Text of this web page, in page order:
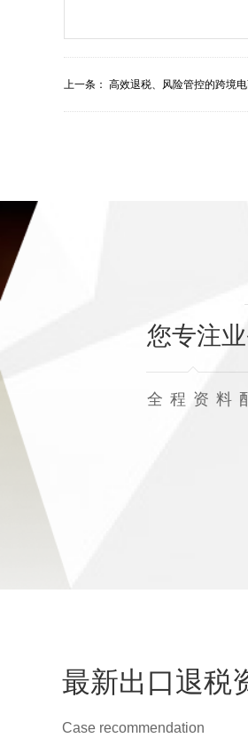
上一条： 高效退税、风险管控的跨境
您专注
全程资料
最新出口退税
Case recommendation